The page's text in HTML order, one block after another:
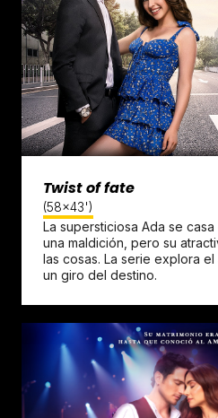
Twist of fate
(58x43')
La supersticiosa Ada se
una maldición, pero su
las cosas. La serie explora
un giro del destino.